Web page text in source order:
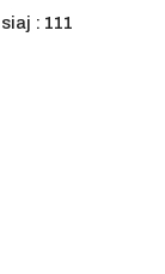
: 111